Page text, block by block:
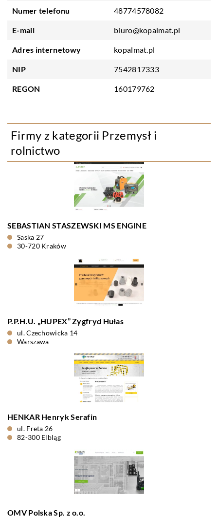
Numer telefonu 48774578082
E-mail biuro@kopalmat.pl
Adres internetowy kopalmat.pl
NIP 7542817333
REGON 160179762
Firmy z kategorii Przemysł i
rolnictwo
SEBASTIAN STASZEWSKI MS ENGINE
Saska 27
30-720 Kraków
P.P.H.U. „HUPEX” Zygfryd Hułas
ul. Czechowicka 14
Warszawa
HENKAR Henryk Serafin
ul. Freta 26
82-300 Elbląg
OMV Polska Sp. z o.o.